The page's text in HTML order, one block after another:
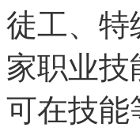
徒工、特
家职业
可在技能